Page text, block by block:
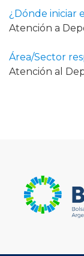
¿Dónde iniciar
Atención a
Área/Sector
Atención al